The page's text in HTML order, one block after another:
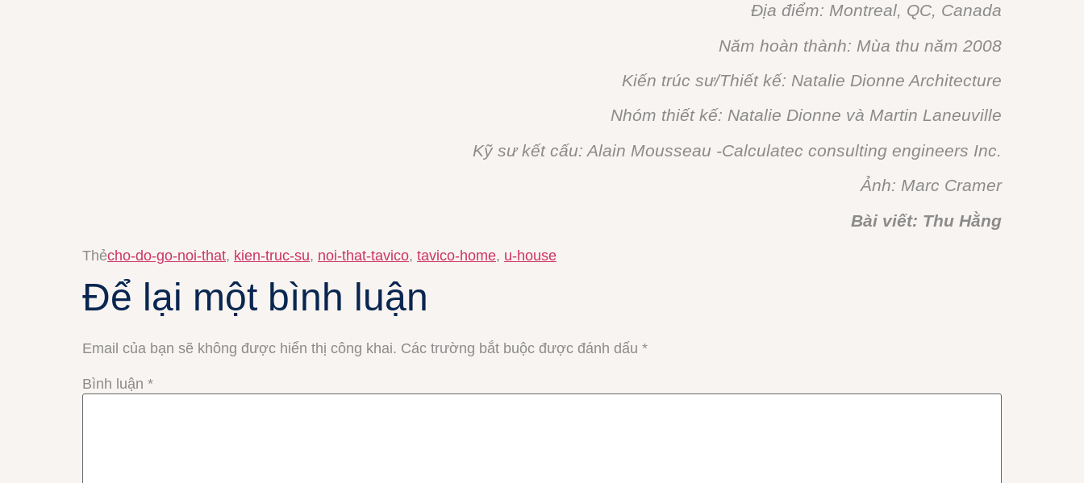
Địa điểm: Montreal, QC, Canada
Năm hoàn thành: Mùa thu năm 2008
Kiến trúc sư/Thiết kế: Natalie Dionne Architecture
Nhóm thiết kế: Natalie Dionne và Martin Laneuville
Kỹ sư kết cấu: Alain Mousseau -Calculatec consulting engineers Inc.
Ảnh: Marc Cramer
Bài viết: Thu Hằng
Thẻcho-do-go-noi-that, kien-truc-su, noi-that-tavico, tavico-home, u-house
Để lại một bình luận
Email của bạn sẽ không được hiển thị công khai. Các trường bắt buộc được đánh dấu *
Bình luận *